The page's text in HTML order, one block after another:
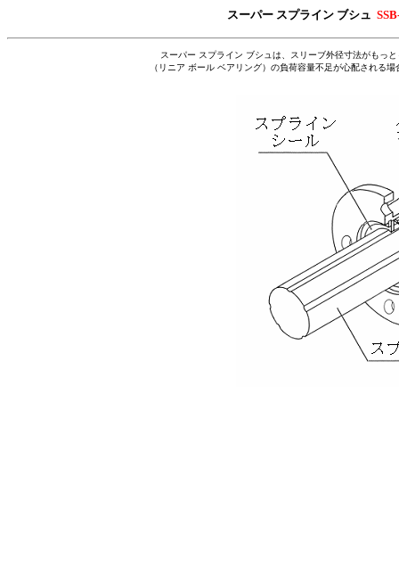
スーパー スプライン ブシュ
スーパー スプライン ブシュは、スリーブ外径寸法がもっと
（リニア ボール ベアリング）の負荷容量不足が心配される